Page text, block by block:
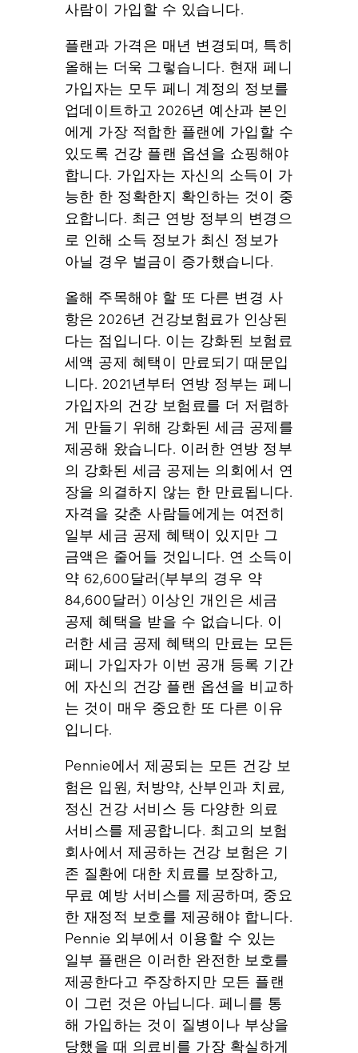
사람이 가입할 수 있습니다.
플랜과 가격은 매년 변경되며, 특히
올해는 더욱 그렇습니다. 현재 페니
가입자는 모두 페니 계정의 정보를
업데이트하고 2026년 예산과 본인
에게 가장 적합한 플랜에 가입할 수
있도록 건강 플랜 옵션을 쇼핑해야
합니다. 가입자는 자신의 소득이 가
능한 한 정확한지 확인하는 것이 중
요합니다. 최근 연방 정부의 변경으
로 인해 소득 정보가 최신 정보가
아닐 경우 벌금이 증가했습니다.
올해 주목해야 할 또 다른 변경 사
항은 2026년 건강보험료가 인상된
다는 점입니다. 이는 강화된 보험료
세액 공제 혜택이 만료되기 때문입
니다. 2021년부터 연방 정부는 페니
가입자의 건강 보험료를 더 저렴하
게 만들기 위해 강화된 세금 공제를
제공해 왔습니다. 이러한 연방 정부
의 강화된 세금 공제는 의회에서 연
장을 의결하지 않는 한 만료됩니다.
자격을 갖춘 사람들에게는 여전히
일부 세금 공제 혜택이 있지만 그
금액은 줄어들 것입니다. 연 소득이
약 62,600달러(부부의 경우 약
84,600달러) 이상인 개인은 세금
공제 혜택을 받을 수 없습니다. 이
러한 세금 공제 혜택의 만료는 모든
페니 가입자가 이번 공개 등록 기간
에 자신의 건강 플랜 옵션을 비교하
는 것이 매우 중요한 또 다른 이유
입니다.
Pennie에서 제공되는 모든 건강 보
험은 입원, 처방약, 산부인과 치료,
정신 건강 서비스 등 다양한 의료
서비스를 제공합니다. 최고의 보험
회사에서 제공하는 건강 보험은 기
존 질환에 대한 치료를 보장하고,
무료 예방 서비스를 제공하며, 중요
한 재정적 보호를 제공해야 합니다.
Pennie 외부에서 이용할 수 있는
일부 플랜은 이러한 완전한 보호를
제공한다고 주장하지만 모든 플랜
이 그런 것은 아닙니다. 페니를 통
해 가입하는 것이 질병이나 부상을
당했을 때 의료비를 가장 확실하게